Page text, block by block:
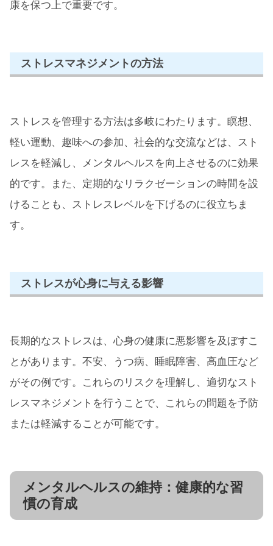
康を保つ上で重要です。
ストレスマネジメントの方法
ストレスを管理する方法は多岐にわたります。瞑想、
軽い運動、趣味への参加、社会的な交流などは、スト
レスを軽減し、メンタルヘルスを向上させるのに効果
的です。また、定期的なリラクゼーションの時間を設
けることも、ストレスレベルを下げるのに役立ちま
す。
ストレスが心身に与える影響
長期的なストレスは、心身の健康に悪影響を及ぼすこ
とがあります。不安、うつ病、睡眠障害、高血圧など
がその例です。これらのリスクを理解し、適切なスト
レスマネジメントを行うことで、これらの問題を予防
または軽減することが可能です。
メンタルヘルスの維持：健康的な習
慣の育成